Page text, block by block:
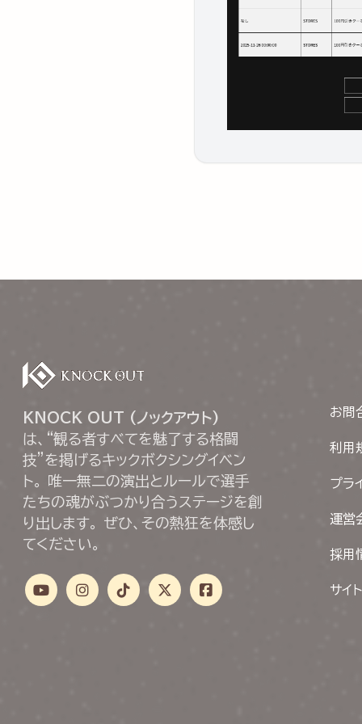
KNOCK OUT (ノックアウト)
は、“観る者すべてを魅了する格闘
技”を掲げるキックボクシングイベン
ト。 唯一無二の演出とルールで選手
たちの魂がぶつかり合うステージを創
り出します。 ぜひ、その熱狂を体感し
てください。
お問
利用
プラ
運営
採用
サイ